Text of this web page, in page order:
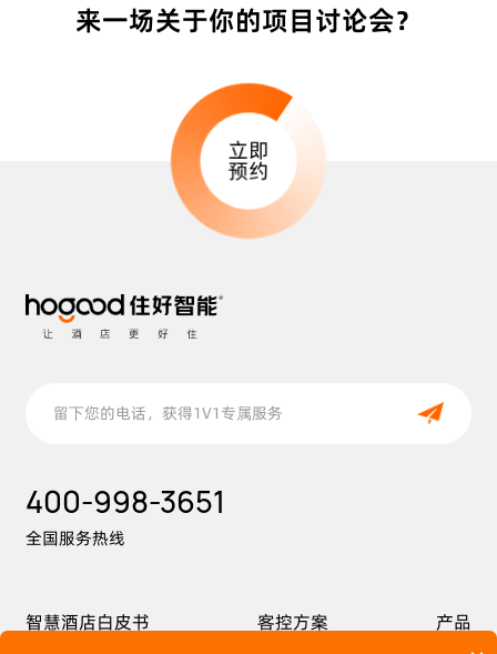
来一场关于你的项目讨论会？
立即
预约
400-998-3651
全国服务热线
智慧酒店白皮书 客控方案
产品